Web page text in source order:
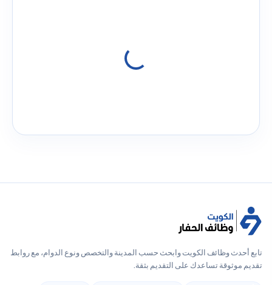
تابع أحدث وظائف الكويت وابحث حسب المدينة والتخصص ونوع الدوام، مع روابط
تقديم موثوقة تساعدك على التقديم بثقة.